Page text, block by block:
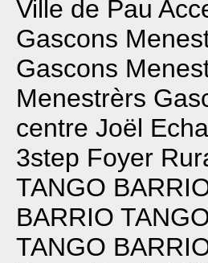
Ville de Pau
Gascons
Gascons
Menestrèrs
centre Joël
3step Foyer
TANGO
BARRIO
TANGO